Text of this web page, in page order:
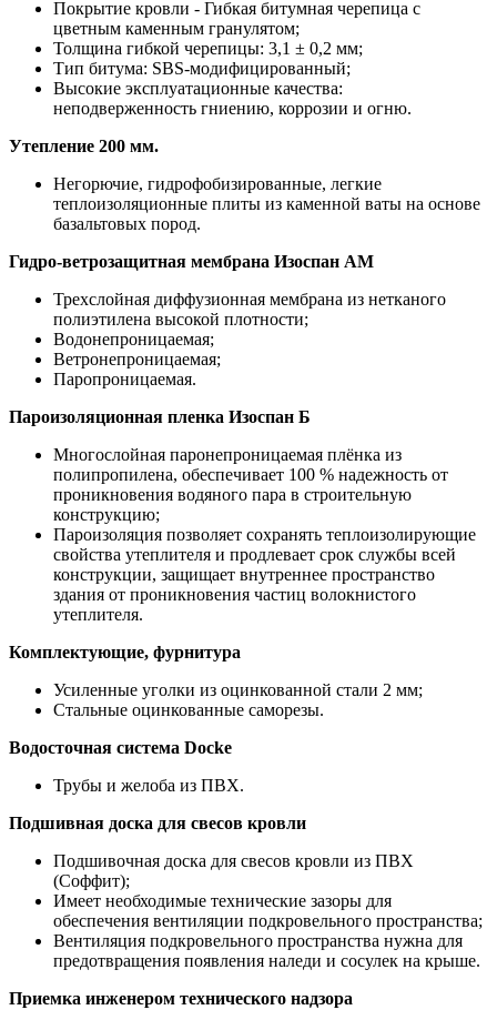
Покрытие кровли - Гибкая битумная черепица с
цветным каменным гранулятом;
Толщина гибкой черепицы: 3,1 ± 0,2 мм;
Тип битума: SBS-модифицированный;
Высокие эксплуатационные качества:
неподверженность гниению, коррозии и огню.
Утепление 200 мм.
Негорючие, гидрофобизированные, легкие
теплоизоляционные плиты из каменной ваты на основе
базальтовых пород.
Гидро-ветрозащитная мембрана Изоспан АМ
Трехслойная диффузионная мембрана из нетканого
полиэтилена высокой плотности;
Водонепроницаемая;
Ветронепроницаемая;
Паропроницаемая.
Пароизоляционная пленка Изоспан Б
Многослойная паронепроницаемая плёнка из
полипропилена, обеспечивает 100 % надежность от
проникновения водяного пара в строительную
конструкцию;
Пароизоляция позволяет сохранять теплоизолирующие
свойства утеплителя и продлевает срок службы всей
конструкции, защищает внутреннее пространство
здания от проникновения частиц волокнистого
утеплителя.
Комплектующие, фурнитура
Усиленные уголки из оцинкованной стали 2 мм;
Стальные оцинкованные саморезы.
Водосточная система Docke
Трубы и желоба из ПВХ.
Подшивная доска для свесов кровли
Подшивочная доска для свесов кровли из ПВХ
(Соффит);
Имеет необходимые технические зазоры для
обеспечения вентиляции подкровельного пространства;
Вентиляция подкровельного пространства нужна для
предотвращения появления наледи и сосулек на крыше.
Приемка инженером технического надзора